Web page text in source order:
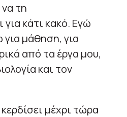
τη
κάτι κακό. Εγώ
μάθηση, για
από τα έργα μου,
και τον
μέχρι τώρα